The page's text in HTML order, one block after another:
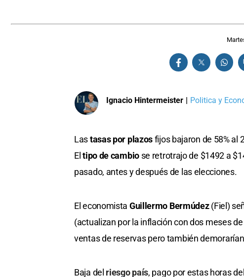
Ignacio Hintermeister | Politica y
Lastasas por plazosfijos bajaron de 58% al
El tipo de cambiose retrotrajo de $1492 a
pasado, antes y después de las elecciones.
El economista Guillermo Bermúdez(Fiel)
(actualizan por la inflación con dos meses
ventas de reservas pero también
Baja del riesgo país, pago por estas horas